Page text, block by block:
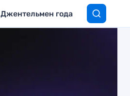
Джентельмен года